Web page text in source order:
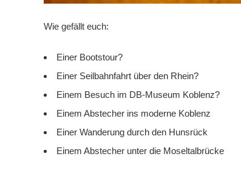
Wie gefällt euch:
Einer Bootstour?
Einer Seilbahnfahrt über den Rhein?
Einem Besuch im DB-Museum Koblenz?
Einem Abstecher ins moderne Koblenz
Einer Wanderung durch den Hunsrück
Einem Abstecher unter die Moseltalbrücke